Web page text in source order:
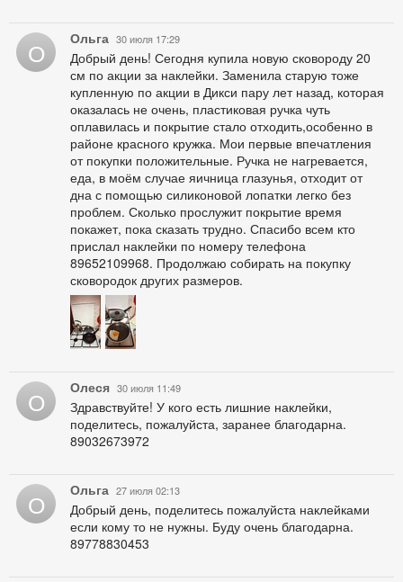
О Ольга 30 июля 17:29
Добрый день! Сегодня купила новую сковороду 20
см по акции за наклейки. Заменила старую тоже
купленную по акции в Дикси пару лет назад, которая
оказалась не очень, пластиковая ручка чуть
оплавилась и покрытие стало отходить,особенно в
районе красного кружка. Мои первые впечатления
от покупки положительные. Ручка не нагревается,
еда, в моём случае яичница глазунья, отходит от
дна с помощью силиконовой лопатки легко без
проблем. Сколько прослужит покрытие время
покажет, пока сказать трудно. Спасибо всем кто
прислал наклейки по номеру телефона
89652109968. Продолжаю собирать на покупку
сковородок других размеров.
О Олеся 30 июля 11:49
Здравствуйте! У кого есть лишние наклейки,
поделитесь, пожалуйста, заранее благодарна.
89032673972
О Ольга 27 июля 02:13
Добрый день, поделитесь пожалуйста наклейками
если кому то не нужны. Буду очень благодарна.
89778830453